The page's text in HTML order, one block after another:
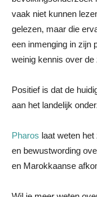
vaak niet kunnen
gelezen, maar die
een inmenging in zijn
weinig kennis over
Positief is dat de
aan het landelijk
Pharos laat weten
en bewustwording
en Marokkaanse